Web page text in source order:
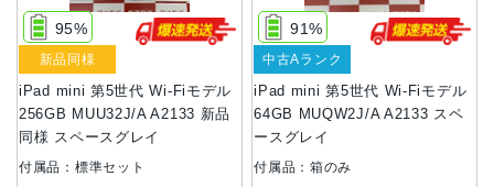
iPad mini 第5世代 Wi-Fiモデル
256GB MUU32J/A A2133 新品
同様 スペースグレイ
95%
新品同様
付属品：標準セット
iPad mini 第5世代 Wi-Fiモデル
64GB MUQW2J/A A2133 スペ
ースグレイ
91%
中古Aランク
付属品：箱のみ